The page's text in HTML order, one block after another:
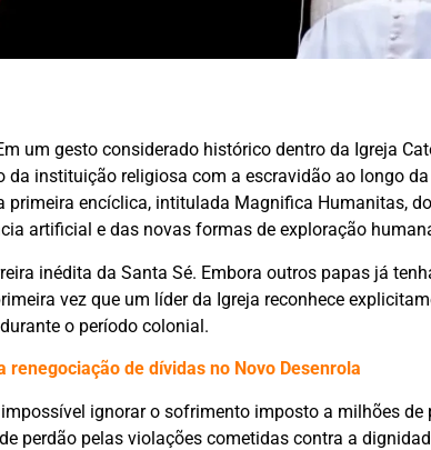
um gesto considerado histórico dentro da Igreja
da instituição religiosa com a escravidão ao longo
primeira encíclica, intitulada Magnifica Humanitas,
artificial e das novas formas de exploração
inédita da Santa Sé. Embora outros papas já
vez que um líder da Igreja reconhece
o período colonial.
renegociação de dívidas no Novo Desenrola
ignorar o sofrimento imposto a milhões
perdão pelas violações cometidas contra a